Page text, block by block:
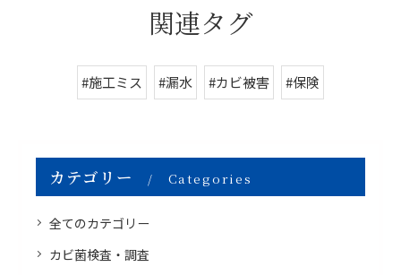
関連タグ
#施工ミス #漏水 #カビ被害 #保険
カテゴリー Categories
全てのカテゴリー
カビ菌検査・調査